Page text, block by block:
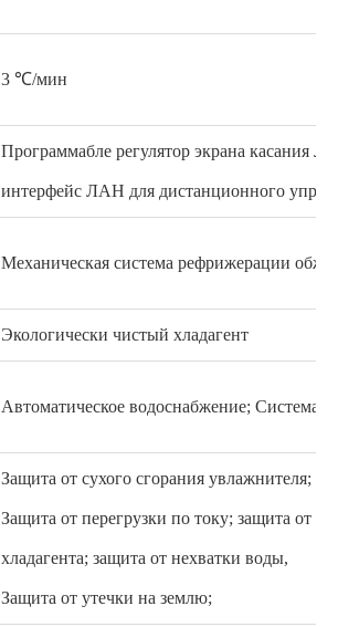
3 ℃/мин
Программабле регулятор экрана касания
интерфейс ЛАН для дистанционного
Механическая система рефрижерации
Экологически чистый хладагент
Автоматическое водоснабжение; Система
Защита от сухого сгорания увлажнителя;
Защита от перегрузки по току; защита от
хладагента; защита от нехватки воды,
Защита от утечки на землю;